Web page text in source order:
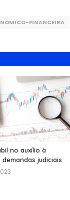
FINANCEIRA
no auxílio à
judiciais